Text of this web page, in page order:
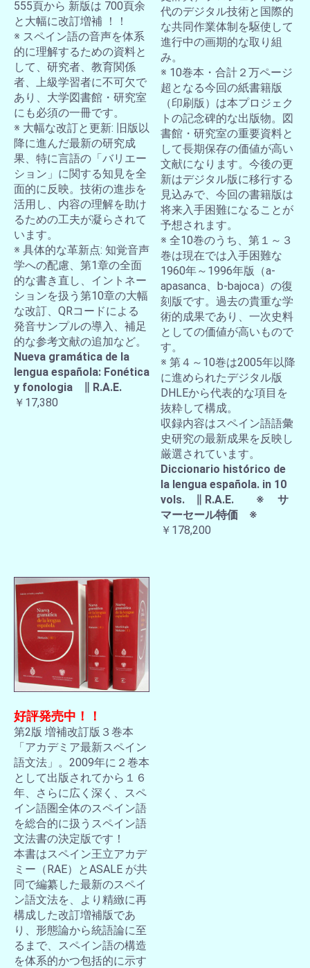
555頁から 新版は 700頁余
と大幅に改訂増補 ！！
※ スペイン語の音声を体系
的に理解するための資料と
して、研究者、教育関係
者、上級学習者に不可欠で
あり、大学図書館・研究室
にも必須の一冊です。
※ 大幅な改訂と更新: 旧版以
降に進んだ最新の研究成
果、特に言語の「バリエー
ション」に関する知見を全
面的に反映。技術の進歩を
活用し、内容の理解を助け
るための工夫が凝らされて
います。
※ 具体的な革新点: 知覚音声
学への配慮、第1章の全面
的な書き直し、イントネー
ションを扱う第10章の大幅
な改訂、QRコードによる
発音サンプルの導入、補足
的な参考文献の追加など。
Nueva gramática de la
lengua española: Fonética
y fonologia ∥ R.A.E.
￥17,380
代のデジタル技術と国際的
な共同作業体制を駆使して
進行中の画期的な取り組
み。
※ 10巻本・合計２万ページ
超となる今回の紙書籍版
（印刷版）は本プロジェク
トの記念碑的な出版物。図
書館・研究室の重要資料と
して長期保存の価値が高い
文献になります。今後の更
新はデジタル版に移行する
見込みで、今回の書籍版は
将来入手困難になることが
予想されます。
※ 全10巻のうち、第１～３
巻は現在では入手困難な
1960年～1996年版（a-
apasanca、b-bajoca）の復
刻版です。過去の貴重な学
術的成果であり、一次史料
としての価値が高いもので
す。
※ 第４～10巻は2005年以降
に進められたデジタル版
DHLEから代表的な項目を
抜粋して構成。
収録内容はスペイン語語彙
史研究の最新成果を反映し
厳選されています。
Diccionario histórico de
la lengua española. in 10
vols. ∥ R.A.E. ※ サ
マーセール特価 ※
￥178,200
好評発売中！！
第2版 増補改訂版３巻本
「アカデミア最新スペイン
語文法」。2009年に２巻本
として出版されてから１６
年、さらに広く深く、スペ
イン語圏全体のスペイン語
を総合的に扱うスペイン語
文法書の決定版です！
本書はスペイン王立アカデ
ミー（RAE）とASALE が共
同で編纂した最新のスペイ
ン語文法を、より精緻に再
構成した改訂増補版であ
り、形態論から統語論に至
るまで、スペイン語の構造
を体系的かつ包括的に示す